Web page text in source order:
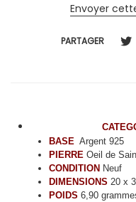
Envoyer
PARTAGER
BASE Argent 925
PIERRE Oeil de
CONDITION Neuf
DIMENSIONS 20 x
POIDS 6,90